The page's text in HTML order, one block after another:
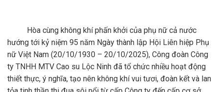
Hòa cùng không khí phấn khởi của phụ nữ cả nước
hướng tới kỷ niệm 95 năm Ngày thành lập Hội Liên hiệp Phụ
nữ Việt Nam (20/10/1930 – 20/10/2025), Công đoàn Công
ty TNHH MTV Cao su Lộc Ninh đã tổ chức nhiều hoạt động
thiết thực, ý nghĩa, tạo nên không khí vui tươi, đoàn kết và lan